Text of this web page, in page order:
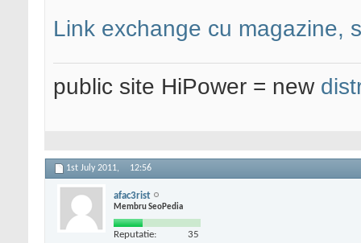
Link exchange cu magazine,
public site HiPower = new
1st July 2011, 12:56
afac3rist
Membru SeoPedia
Reputatie: 35